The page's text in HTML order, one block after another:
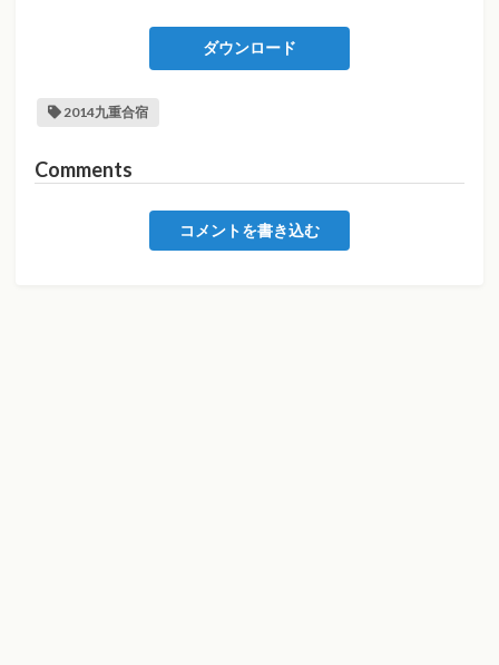
ダウンロード
2014九重合宿
Comments
コメントを書き込む